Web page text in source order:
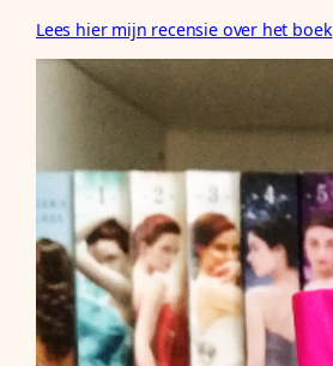
Lees hier mijn recensie over het boek